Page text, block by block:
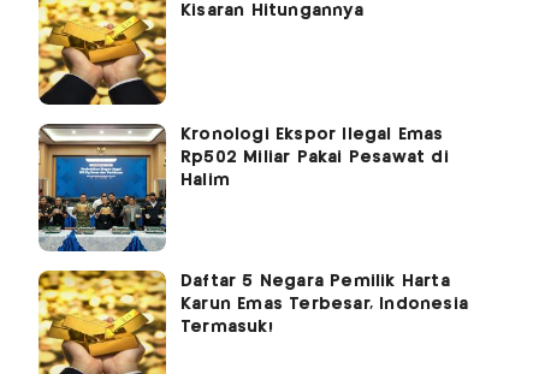
Kisaran Hitungannya
Kronologi Ekspor Ilegal Emas
Rp502 Miliar Pakai Pesawat di
Halim
Daftar 5 Negara Pemilik Harta
Karun Emas Terbesar, Indonesia
Termasuk!